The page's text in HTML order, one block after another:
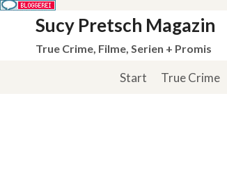
springen
Sucy Pretsch Magazin
True Crime, Filme, Serien + Promis
Start True Crime